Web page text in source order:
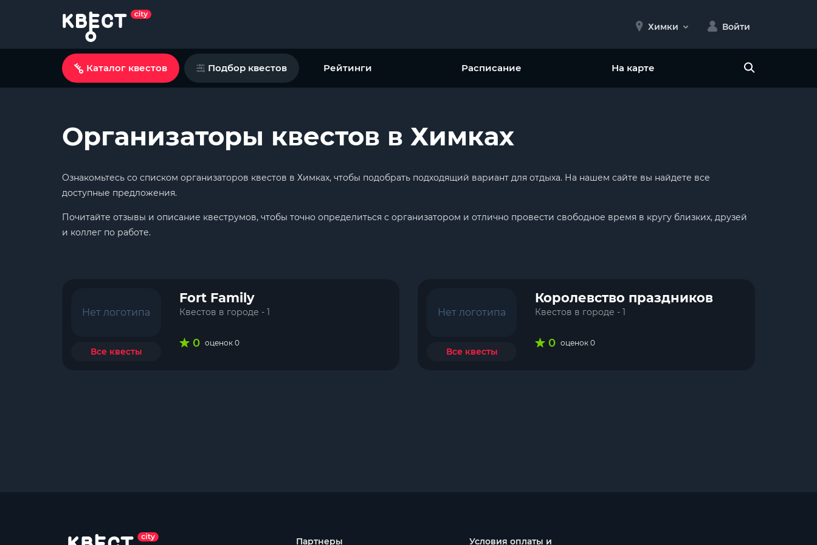
Химки Войти
Каталог квестов Подбор квестов Рейтинги Расписание На карте
Организаторы квестов в Химках
Ознакомьтесь со списком организаторов квестов в Химках, чтобы подобрать подходящий вариант для отдыха. На нашем сайте вы найдете все
доступные предложения.
Почитайте отзывы и описание квеструмов, чтобы точно определиться с организатором и отлично провести свободное время в кругу близких, друзей
и коллег по работе.
Нет логотипа
Все квесты
Fort Family
Квестов в городе - 1
0 оценок 0
Нет логотипа
Все квесты
Королевство праздников
Квестов в городе - 1
0 оценок 0
Партнеры Условия оплаты и